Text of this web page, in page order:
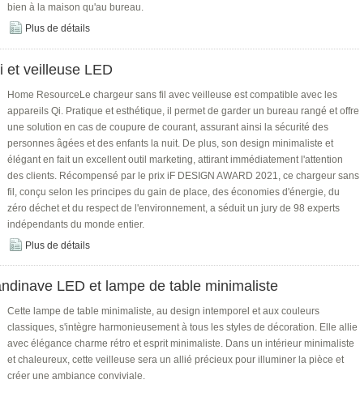
bien à la maison qu'au bureau.
Plus de détails
et veilleuse LED
Home ResourceLe chargeur sans fil avec veilleuse est compatible avec les
appareils Qi. Pratique et esthétique, il permet de garder un bureau rangé et offre
une solution en cas de coupure de courant, assurant ainsi la sécurité des
personnes âgées et des enfants la nuit. De plus, son design minimaliste et
élégant en fait un excellent outil marketing, attirant immédiatement l'attention
des clients. Récompensé par le prix iF DESIGN AWARD 2021, ce chargeur sans
fil, conçu selon les principes du gain de place, des économies d'énergie, du
zéro déchet et du respect de l'environnement, a séduit un jury de 98 experts
indépendants du monde entier.
Plus de détails
LED et lampe de table minimaliste
Cette lampe de table minimaliste, au design intemporel et aux couleurs
classiques, s'intègre harmonieusement à tous les styles de décoration. Elle allie
avec élégance charme rétro et esprit minimaliste. Dans un intérieur minimaliste
et chaleureux, cette veilleuse sera un allié précieux pour illuminer la pièce et
créer une ambiance conviviale.